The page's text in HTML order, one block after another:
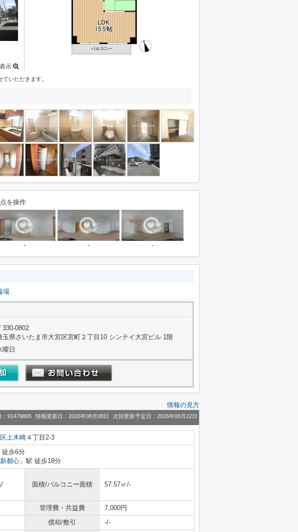
示
いただきます。
を操作
- - -
場
330-0802
玉県さいたま市大宮区宮町２丁目10 シンテイ大宮ビル 1階
日
情報の見方
：91479865 情報更新日：2026年08月08日 次回更新予定日：2026年08月22日
上木崎 ４丁目2-3
徒歩6分
都心 」駅 徒歩18分
/
面積/バルコニー面積 57.57㎡/-
管理費・共益費
7,000円
償却/敷引
-/-